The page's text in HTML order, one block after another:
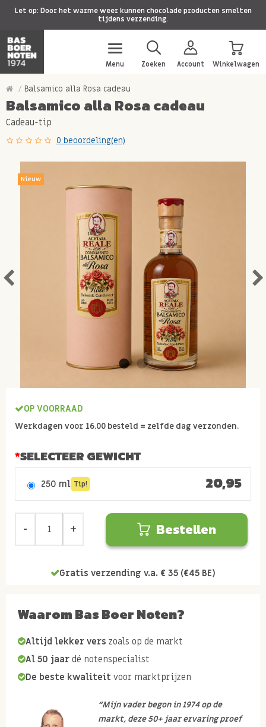
Let op: Door het warme weer kunnen chocolade producten smelten
tijdens verzending.
Menu Zoeken Account Winkelwagen
Balsamico alla Rosa cadeau
Balsamico alla Rosa cadeau
Cadeau-tip
0 beoordeling(en)
Nieuw
OP VOORRAAD
Werkdagen voor 16.00 besteld = zelfde dag verzonden.
SELECTEER GEWICHT
250 ml Tip! 20,95
Bestellen
Gratis verzending v.a. € 35 (€45 BE)
Waarom Bas Boer Noten?
Altijd lekker vers zoals op de markt
Al 50 jaar dé notenspecialist
De beste kwaliteit voor marktprijzen
“Mijn vader begon in 1974 op de
markt, deze 50+ jaar ervaring proef